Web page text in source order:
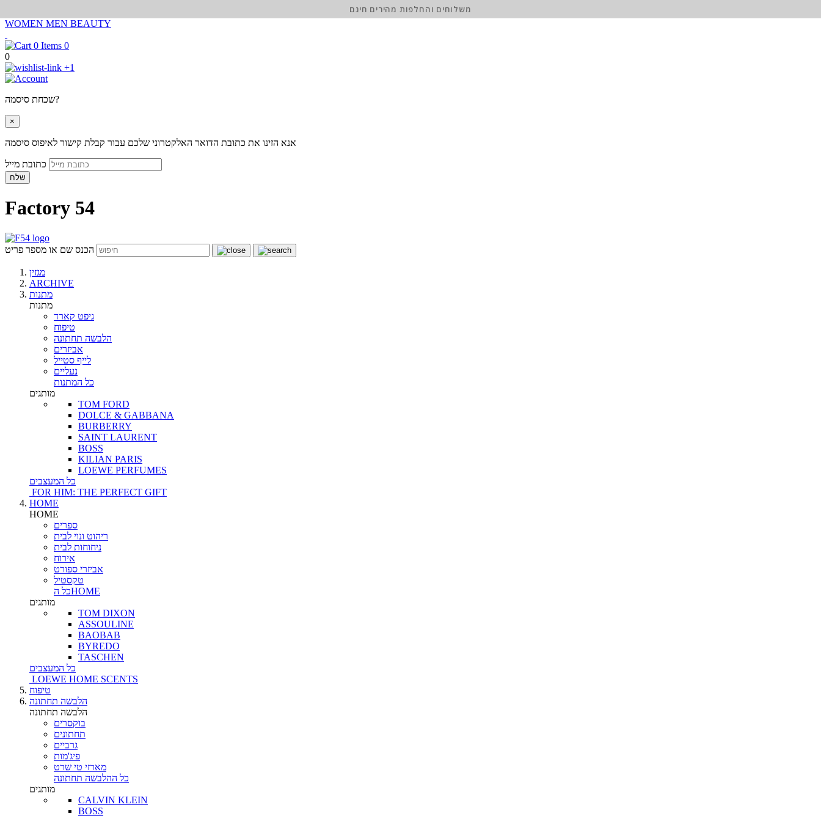
WOMEN MEN BEAUTY
0
0
+1
שכחת סיסמה?
×
אנא הזינו את כתובת הדואר האלקטרוני שלכם עבור קבלת קישור לאיפוס סיסמה
שלח
Factory 54
הכנס שם או מספר פריט
מגזין
ARCHIVE
מתנות
מתנות
גיפט קארד
טיפוח
הלבשה תחתונה
אביזרים
לייף סטייל
נעליים
כל המתנות
מותגים
TOM FORD
DOLCE & GABBANA
BURBERRY
SAINT LAURENT
BOSS
KILIAN PARIS
LOEWE PERFUMES
כל המעצבים
FOR HIM: THE PERFECT GIFT
HOME
HOME
ספרים
ריהוט ונוי לבית
ניחוחות לבית
אירוח
אביזרי ספורט
טקסטיל
כל הHOME
מותגים
TOM DIXON
ASSOULINE
BAOBAB
BYREDO
TASCHEN
כל המעצבים
LOEWE HOME SCENTS
טיפוח
הלבשה תחתונה
הלבשה תחתונה
בוקסרים
תחתונים
גרביים
פיג'מות
מארזי טי שרט
כל ההלבשה תחתונה
מותגים
CALVIN KLEIN
BOSS
משלוחים והחלפות מהירים חינם